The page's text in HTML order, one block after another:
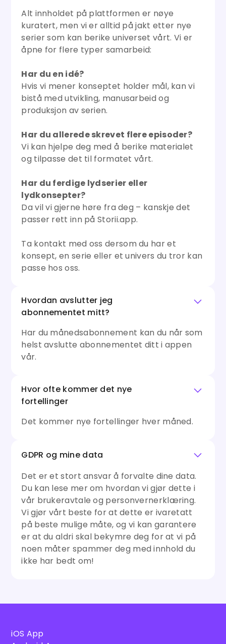
Alt innholdet på plattformen er nøye
kuratert, men vi er alltid på jakt etter nye
serier som kan berike universet vårt. Vi er
åpne for flere typer samarbeid:
Har du en idé?
Hvis vi mener konseptet holder mål, kan vi
bistå med utvikling, manusarbeid og
produksjon av serien.
Har du allerede skrevet flere episoder?
Vi kan hjelpe deg med å berike materialet
og tilpasse det til formatet vårt.
Har du ferdige lydserier eller
lydkonsepter?
Da vil vi gjerne høre fra deg – kanskje det
passer rett inn på Storii.app.
Ta kontakt med oss dersom du har et
konsept, en serie eller et univers du tror kan
passe hos oss.
Hvordan avslutter jeg
abonnementet mitt?
Har du månedsabonnement kan du når som
helst avslutte abonnementet ditt i appen
vår.
Hvor ofte kommer det nye
fortellinger
Det kommer nye fortellinger hver måned.
GDPR og mine data
Det er et stort ansvar å forvalte dine data.
Du kan lese mer om hvordan vi gjør dette i
vår brukeravtale og personvernerklæring.
Vi gjør vårt beste for at dette er ivaretatt
på beste mulige måte, og vi kan garantere
er at du aldri skal bekymre deg for at vi på
noen måter spammer deg med innhold du
ikke har bedt om!
iOS App